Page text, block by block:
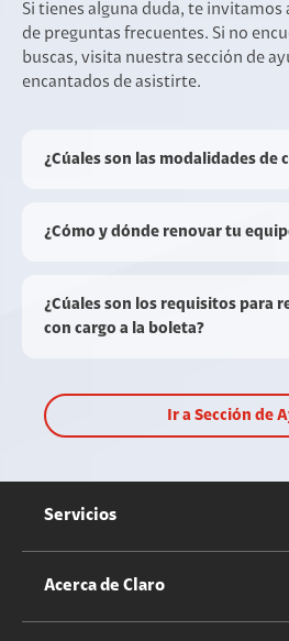
Si tienes alguna duda, te invitamos
de preguntas frecuentes. Si no
buscas, visita nuestra sección de
encantados de asistirte.
¿Cúales son las modalidades de
¿Cómo y dónde renovar tu
¿Cúales son los requisitos para
con cargo a la boleta?
Ir a Sección de
Servicios
Servicios Móviles
Acerca de Claro